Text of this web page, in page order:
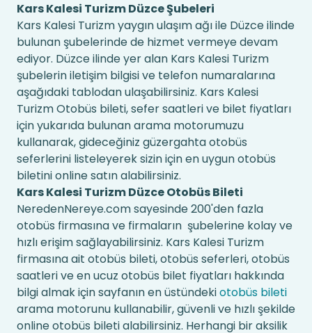
Kars Kalesi Turizm Düzce Şubeleri
Kars Kalesi Turizm yaygın ulaşım ağı ile Düzce ilinde
bulunan şubelerinde de hizmet vermeye devam
ediyor. Düzce ilinde yer alan Kars Kalesi Turizm
şubelerin iletişim bilgisi ve telefon numaralarına
aşağıdaki tablodan ulaşabilirsiniz. Kars Kalesi
Turizm Otobüs bileti, sefer saatleri ve bilet fiyatları
için yukarıda bulunan arama motorumuzu
kullanarak, gideceğiniz güzergahta otobüs
seferlerini listeleyerek sizin için en uygun otobüs
biletini online satın alabilirsiniz.
Kars Kalesi Turizm Düzce Otobüs Bileti
NeredenNereye.com sayesinde 200'den fazla
otobüs firmasına ve firmaların şubelerine kolay ve
hızlı erişim sağlayabilirsiniz. Kars Kalesi Turizm
firmasına ait otobüs bileti, otobüs seferleri, otobüs
saatleri ve en ucuz otobüs bilet fiyatları hakkında
bilgi almak için sayfanın en üstündekiotobüs bileti
arama motorunu kullanabilir, güvenli ve hızlı şekilde
online otobüs bileti alabilirsiniz. Herhangi bir aksilik